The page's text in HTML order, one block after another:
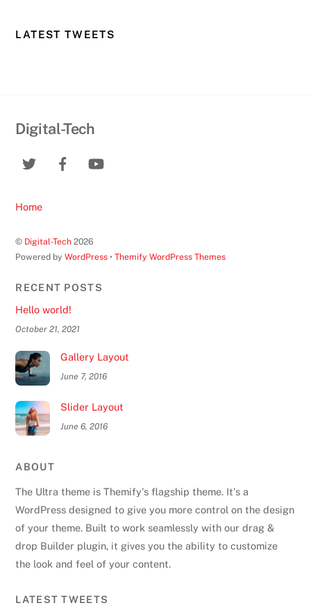
LATEST TWEETS
Digital-Tech
Home
© Digital-Tech 2026
Powered byWordPress •Themify WordPress Themes
RECENT POSTS
Hello world!
October 21, 2021
Gallery Layout
June 7, 2016
Slider Layout
June 6, 2016
ABOUT
The Ultra theme is Themify's flagship theme. It's a
WordPress designed to give you more control on the design
of your theme. Built to work seamlessly with our drag &
drop Builder plugin, it gives you the ability to customize
the look and feel of your content.
LATEST TWEETS